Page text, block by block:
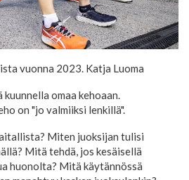
vuonna 2023. Katja Luoma
omaa kehoaan.
on "jo valmiiksi lenkillä".
Miten juoksijan tulisi
Mitä tehdä, jos kesäisellä
huonolta? Mitä käytännössä